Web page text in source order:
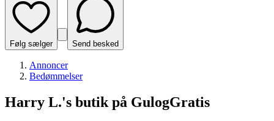
Følg sælger Send besked
Annoncer
Bedømmelser
Harry L.'s butik på GulogGratis